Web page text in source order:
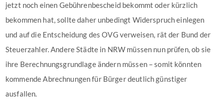
jetzt noch einen Gebührenbescheid bekommt oder kürzlich
bekommen hat, sollte daher unbedingt Widerspruch einlegen
und auf die Entscheidung des OVG verweisen, rät der Bund der
Steuerzahler. Andere Städte in NRW müssen nun prüfen, ob sie
ihre Berechnungsgrundlage ändern müssen – somit könnten
kommende Abrechnungen für Bürger deutlich günstiger
ausfallen.